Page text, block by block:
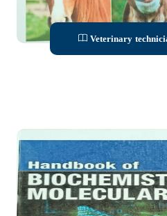
Veterinary